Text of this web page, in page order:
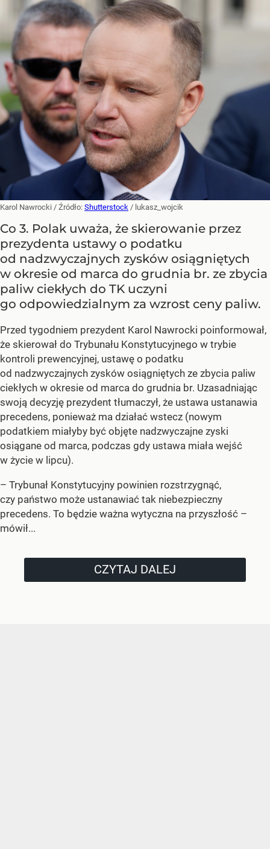
Karol Nawrocki / Źródło: Shutterstock / lukasz_wojcik
Co 3. Polak uważa, że skierowanie przez
prezydenta ustawy o podatku
od nadzwyczajnych zysków osiągniętych
w okresie od marca do grudnia br. ze zbycia
paliw ciekłych do TK uczyni
go odpowiedzialnym za wzrost ceny paliw.
Przed tygodniem prezydent Karol Nawrocki poinformował,
że skierował do Trybunału Konstytucyjnego w trybie
kontroli prewencyjnej, ustawę o podatku
od nadzwyczajnych zysków osiągniętych ze zbycia paliw
ciekłych w okresie od marca do grudnia br. Uzasadniając
swoją decyzję prezydent tłumaczył, że ustawa ustanawia
precedens, ponieważ ma działać wstecz (nowym
podatkiem miałyby być objęte nadzwyczajne zyski
osiągane od marca, podczas gdy ustawa miała wejść
w życie w lipcu).
– Trybunał Konstytucyjny powinien rozstrzygnąć,
czy państwo może ustanawiać tak niebezpieczny
precedens. To będzie ważna wytyczna na przyszłość –
mówił...
CZYTAJ DALEJ